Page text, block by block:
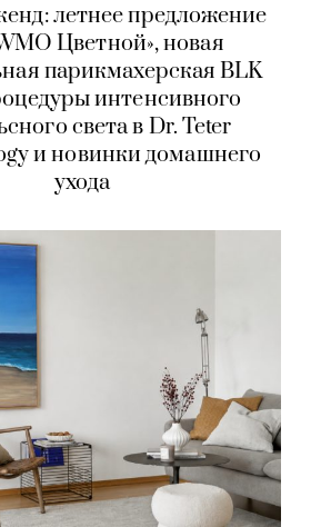
летнее предложение
Цветной», новая
парикмахерская BLK
интенсивного
света в Dr. Teter
и новинки домашнего
ухода